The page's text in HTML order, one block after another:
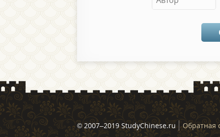
© 2007–2019 StudyChinese.ru Обратная